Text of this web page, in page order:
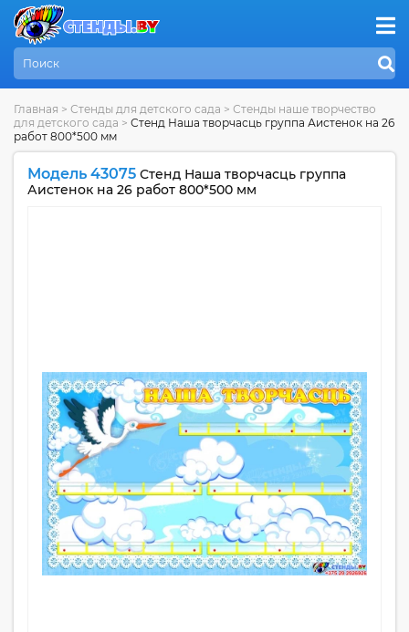
Главная > Стенды для детского сада > Стенды наше творчество
для детского сада > Стенд Наша творчасць группа Аистенок на 26
работ 800*500 мм
Модель 43075 Стенд Наша творчасць группа
Аистенок на 26 работ 800*500 мм